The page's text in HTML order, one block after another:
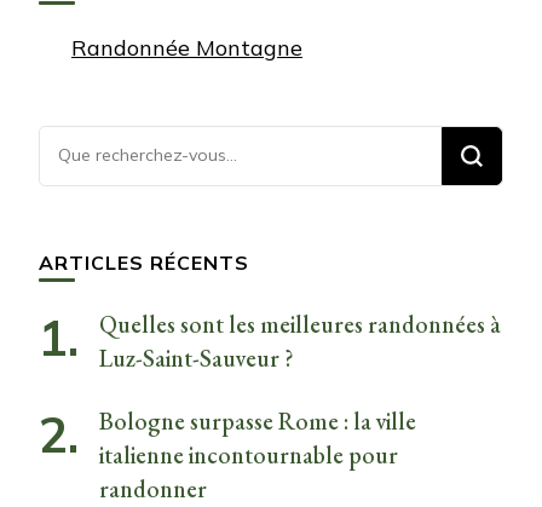
Randonnée Montagne
Vous
recherchiez
ARTICLES RÉCENTS
Quelles sont les meilleures randonnées à
Luz-Saint-Sauveur ?
Bologne surpasse Rome : la ville
italienne incontournable pour
randonner